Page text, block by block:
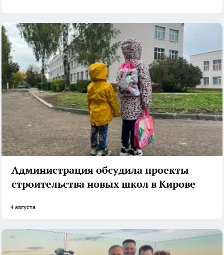
Администрация обсудила проекты
строительства новых школ в Кирове
4 августа